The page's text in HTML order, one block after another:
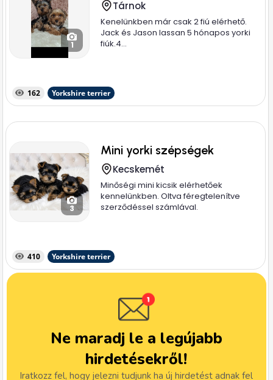
1
Tárnok
Kenelünkben már csak 2 fiú elérhető.
Jack és Jason lassan 5 hónapos yorki
fiúk.4...
162 Yorkshire terrier
3
Mini yorki szépségek
Kecskemét
Minőségi mini kicsik elérhetőek
kennelünkben. Oltva féregtelenítve
szerződéssel számlával.
410 Yorkshire terrier
Ne maradj le a legújabb
hirdetésekről!
Iratkozz fel, hogy jelezni tudjunk ha új hirdetést adnak fel